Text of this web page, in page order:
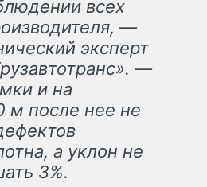
всех
—
эксперт
—
и на
м после нее не
а уклон не
3%.